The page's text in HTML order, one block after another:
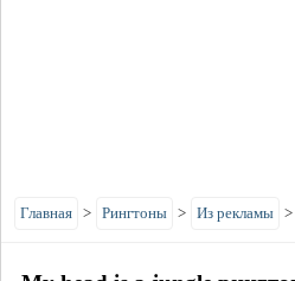
Главная > Рингтоны > Из рекламы >